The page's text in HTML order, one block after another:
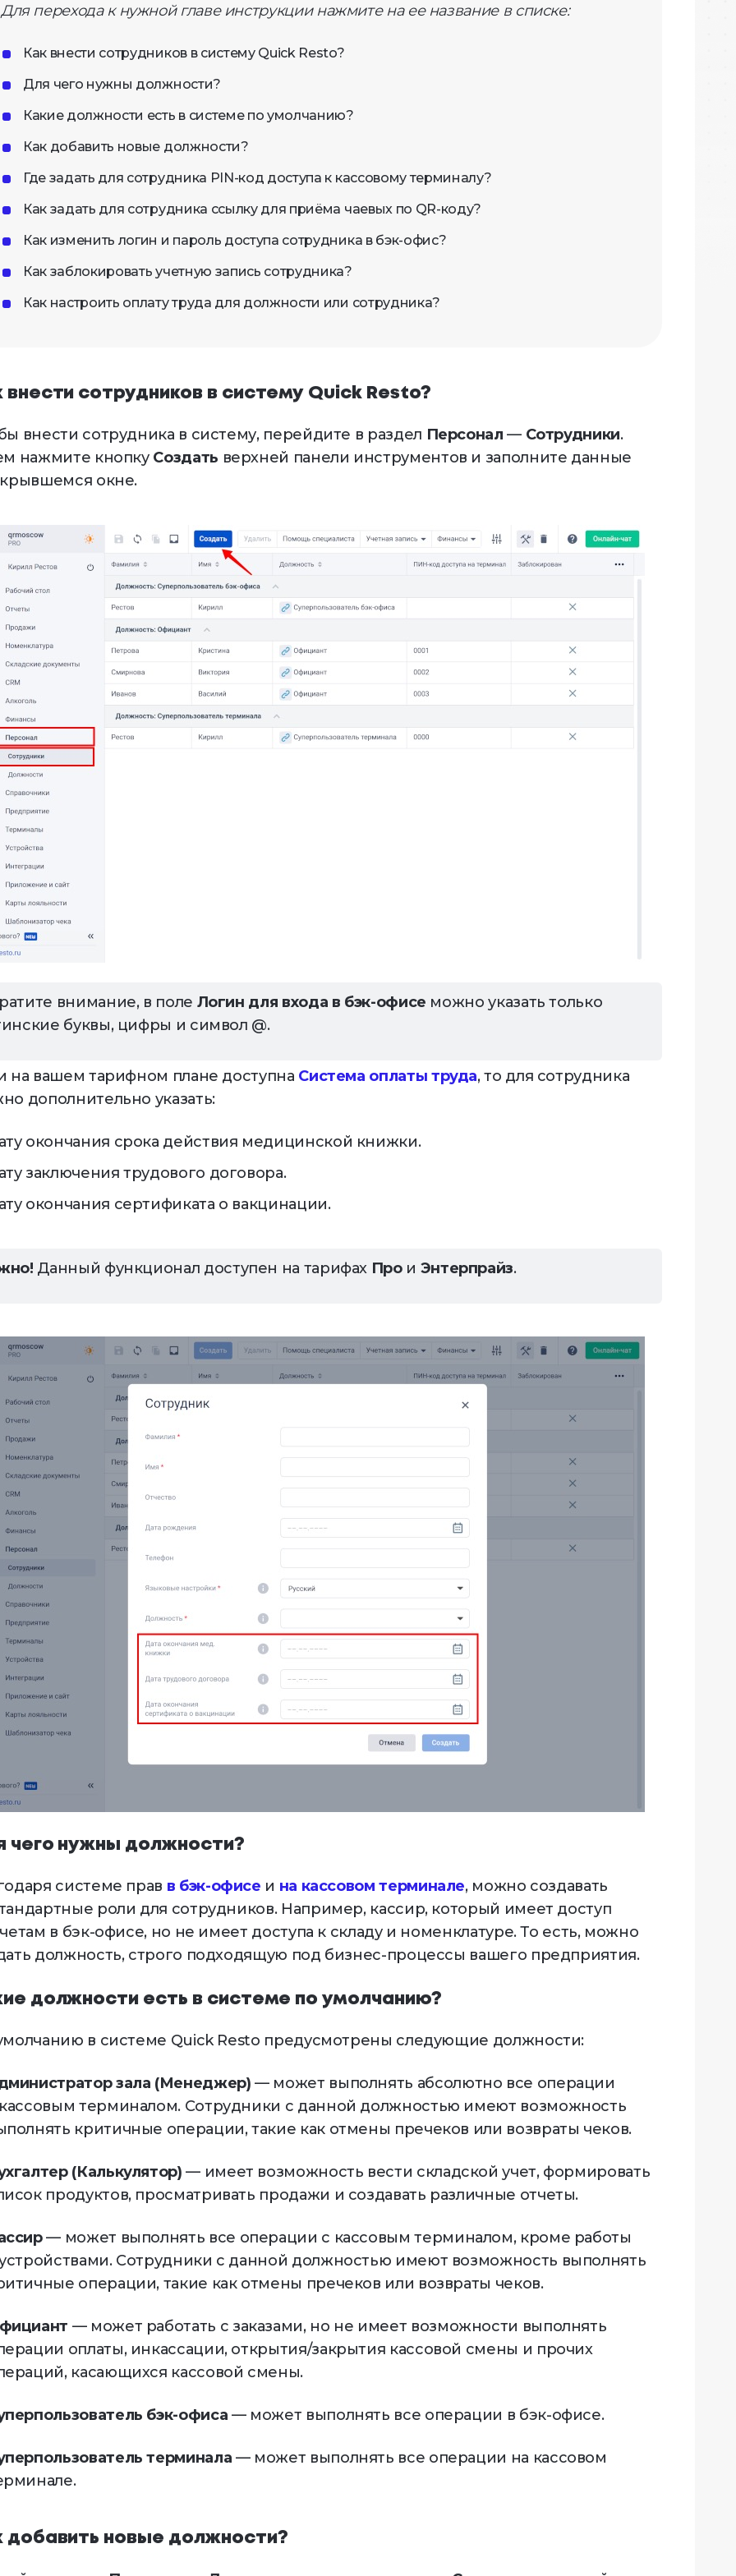
и CRM
уведомления
решения на основе
Управление
франшизой
Для перехода к нужной главе инструкции нажмите на ее название в списке:
Как внести сотрудников в систему Quick Resto?
Для чего нужны должности?
Какие должности есть в системе по умолчанию?
Как добавить новые должности?
Где задать для сотрудника PIN-код доступа к кассовому терминалу?
Как задать для сотрудника ссылку для приёма чаевых по QR-коду?
Как изменить логин и пароль доступа сотрудника в бэк-офис?
Как заблокировать учетную запись сотрудника?
Как настроить оплату труда для должности или сотрудника?
внести сотрудников в систему Quick Resto?
внести сотрудника в систему, перейдите в раздел Персонал — Сотрудники.
нажмите кнопку Создать верхней панели инструментов и заполните данные
окне.
внимание, в поле Логин для входа в бэк-офисе можно указать только
буквы, цифры и символ @.
на вашем тарифном плане доступна Система оплаты труда, то для сотрудника
дополнительно указать:
окончания срока действия медицинской книжки.
заключения трудового договора.
окончания сертификата о вакцинации.
Данный функционал доступен на тарифах Прои Энтерпрайз.
чего нужны должности?
системе прав в бэк-офисе и на кассовом терминале, можно создавать
роли для сотрудников. Например, кассир, который имеет доступ
в бэк-офисе, но не имеет доступа к складу и номенклатуре. То есть, можно
должность, строго подходящую под бизнес-процессы вашего предприятия.
должности есть в системе по умолчанию?
в системе Quick Resto предусмотрены следующие должности:
зала (Менеджер) — может выполнять абсолютно все операции
терминалом. Сотрудники с данной должностью имеют возможность
критичные операции, такие как отмены пречеков или возвраты чеков.
(Калькулятор) — имеет возможность вести складской учет, формировать
продуктов, просматривать продажи и создавать различные отчеты.
— может выполнять все операции с кассовым терминалом, кроме работы
Сотрудники с данной должностью имеют возможность выполнять
операции, такие как отмены пречеков или возвраты чеков.
— может работать с заказами, но не имеет возможности выполнять
оплаты, инкассации, открытия/закрытия кассовой смены и прочих
касающихся кассовой смены.
бэк-офиса — может выполнять все операции в бэк-офисе.
терминала — может выполнять все операции на кассовом
добавить новые должности?